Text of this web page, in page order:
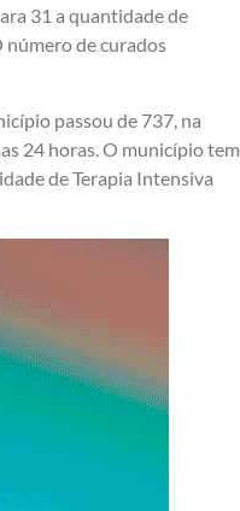
31 a quantidade de
de curados
passou de 737, na
24 horas. O município tem
de Terapia Intensiva